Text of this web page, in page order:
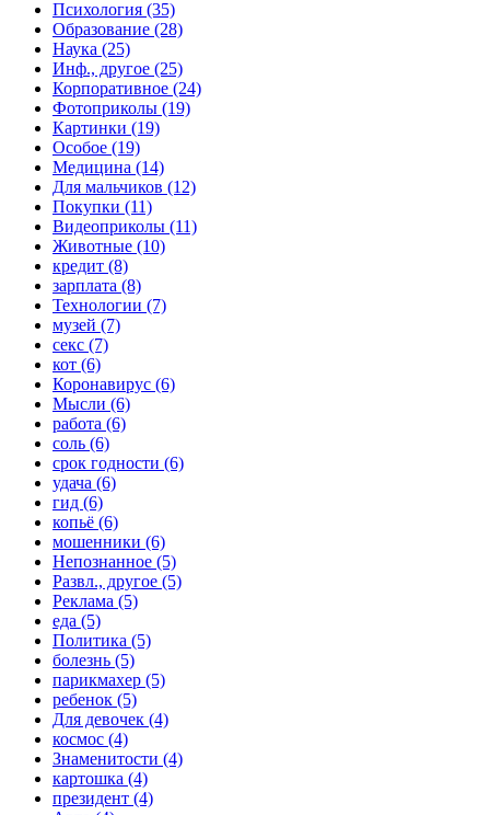
Психология (35)
Образование (28)
Наука (25)
Инф., другое (25)
Корпоративное (24)
Фотоприколы (19)
Картинки (19)
Особое (19)
Медицина (14)
Для мальчиков (12)
Покупки (11)
Видеоприколы (11)
Животные (10)
кредит (8)
зарплата (8)
Технологии (7)
музей (7)
секс (7)
кот (6)
Коронавирус (6)
Мысли (6)
работа (6)
соль (6)
срок годности (6)
удача (6)
гид (6)
копьё (6)
мошенники (6)
Непознанное (5)
Развл., другое (5)
Реклама (5)
еда (5)
Политика (5)
болезнь (5)
парикмахер (5)
ребенок (5)
Для девочек (4)
космос (4)
Знаменитости (4)
картошка (4)
президент (4)